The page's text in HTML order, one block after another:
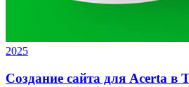
2025
Создание сайта для Acerta в